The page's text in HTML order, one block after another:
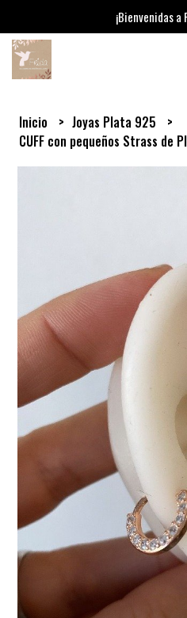
¡Bienvenidas a
Inicio
Joyas Plata 925
CUFF con pequeños Strass de